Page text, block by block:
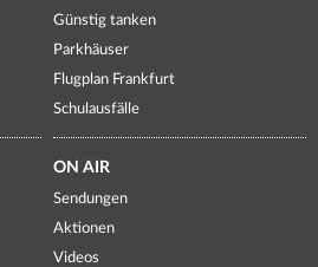
Günstig tanken
Parkhäuser
Flugplan Frankfurt
Schulausfälle
ON AIR
Sendungen
Aktionen
Videos